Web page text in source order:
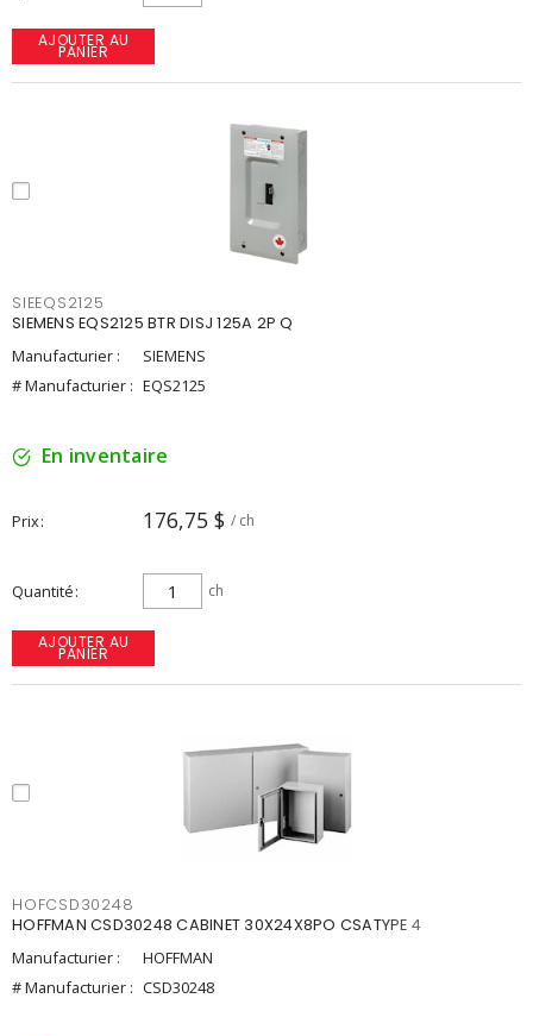
AJOUTER AU
PANIER
SIEEQS2125
SIEMENS EQS2125 BTR DISJ 125A 2P Q
Manufacturier :
SIEMENS
# Manufacturier : EQS2125
En inventaire
Prix 176,75 $ / ch
Quantité ch
AJOUTER AU
PANIER
HOFCSD30248
HOFFMAN CSD30248 CABINET 30X24X8PO CSATYPE 4
Manufacturier :
HOFFMAN
# Manufacturier : CSD30248